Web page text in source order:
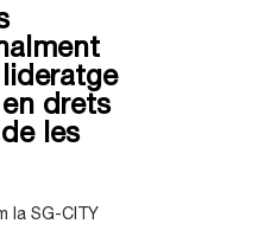
en drets
les
la SG-CITY